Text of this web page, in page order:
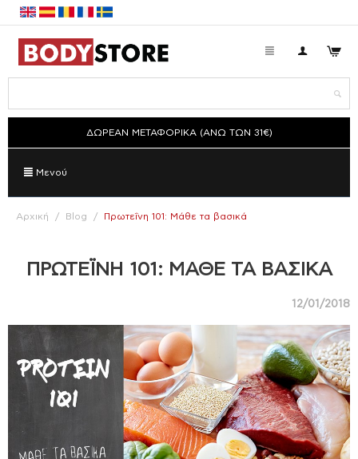
ΔΩΡΕΑΝ ΜΕΤΑΦΟΡΙΚΑ (ΑΝΩ ΤΩΝ 31€)
Μενού
Αρχική / Blog / Πρωτεΐνη 101: Μάθε τα βασικά
ΠΡΩΤΕΪ́ΝΗ 101: ΜΆΘΕ ΤΑ ΒΑΣΙΚΆ
12/01/2018